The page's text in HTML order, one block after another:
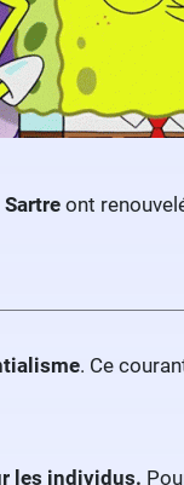
ont
. Ce
les individus.